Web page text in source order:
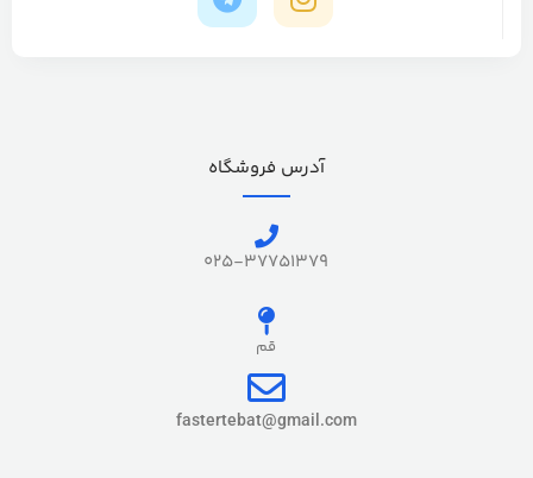
آدرس فروشگاه
025-37751379
قم
fastertebat@gmail.com